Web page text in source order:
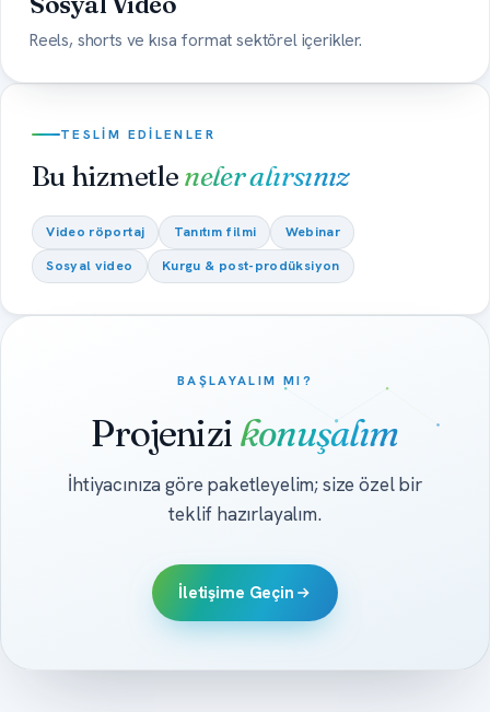
Reels, shorts ve kısa format sektörel içerikler.
TESLIM EDILENLER
Bu hizmetleneler alırsınız
Video röportaj Tanıtım filmi
Webinar
Sosyal video
Kurgu & post-prodüksiyon
BAŞLAYALIM MI?
Projenizikonuşalım
İhtiyacınıza göre paketleyelim; size özel bir
teklif hazırlayalım.
İletişime Geçin